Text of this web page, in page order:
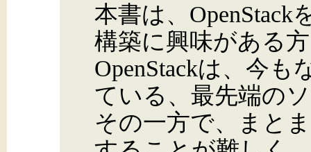
本書は、
構築に興味がある
OpenStackは、今
ている、最先端の
その一方で、まと